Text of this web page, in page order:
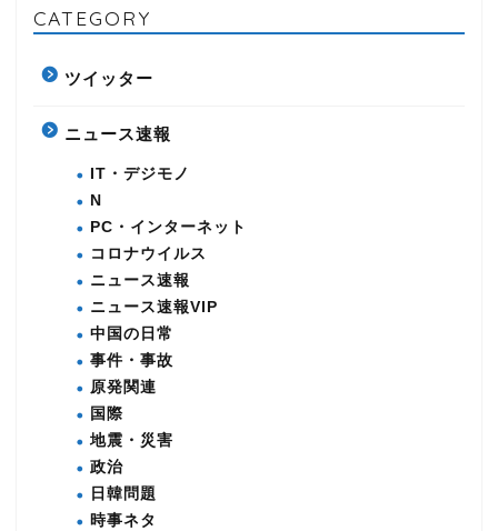
CATEGORY
ツイッター
ニュース速報
IT・デジモノ
N
PC・インターネット
コロナウイルス
ニュース速報
ニュース速報VIP
中国の日常
事件・事故
原発関連
国際
地震・災害
政治
日韓問題
時事ネタ